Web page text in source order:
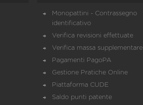
Monopattini - Contrassegno
identificativo
Verifica revisioni effettuate
Verifica massa supplementare
Pagamenti PagoPA
Gestione Pratiche Online
Piattaforma CUDE
Saldo punti patente